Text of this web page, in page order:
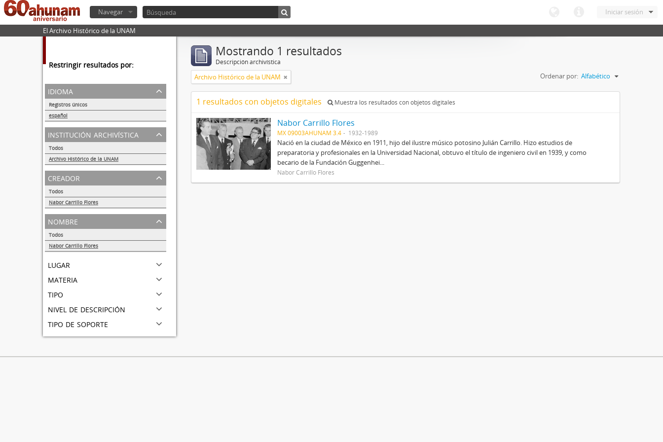
Iniciar sesión
Navegar
El Archivo Histórico de la UNAM
Restringir resultados por:
idioma
Registros únicos
español
1
institución archivística
Todos
Archivo Histórico de la UNAM
1
creador
Todos
Nabor Carrillo Flores
1
nombre
Todos
Nabor Carrillo Flores
lugar
materia
tipo
nivel de descripción
tipo de soporte
Mostrando 1 resultados
Descripción archivística
Archivo Histórico de la UNAM Ordenar por: Alfabético
1 resultados con objetos digitales Muestra los resultados con objetos digitales
Nabor Carrillo Flores
MX 09003AHUNAM 3.4 1932-1989
Nació en la ciudad de México en 1911, hijo del ilustre músico potosino Julián Carrillo. Hizo estudios de
preparatoria y profesionales en la Universidad Nacional, obtuvo el título de ingeniero civil en 1939, y como
becario de la Fundación Guggenhei...
Nabor Carrillo Flores